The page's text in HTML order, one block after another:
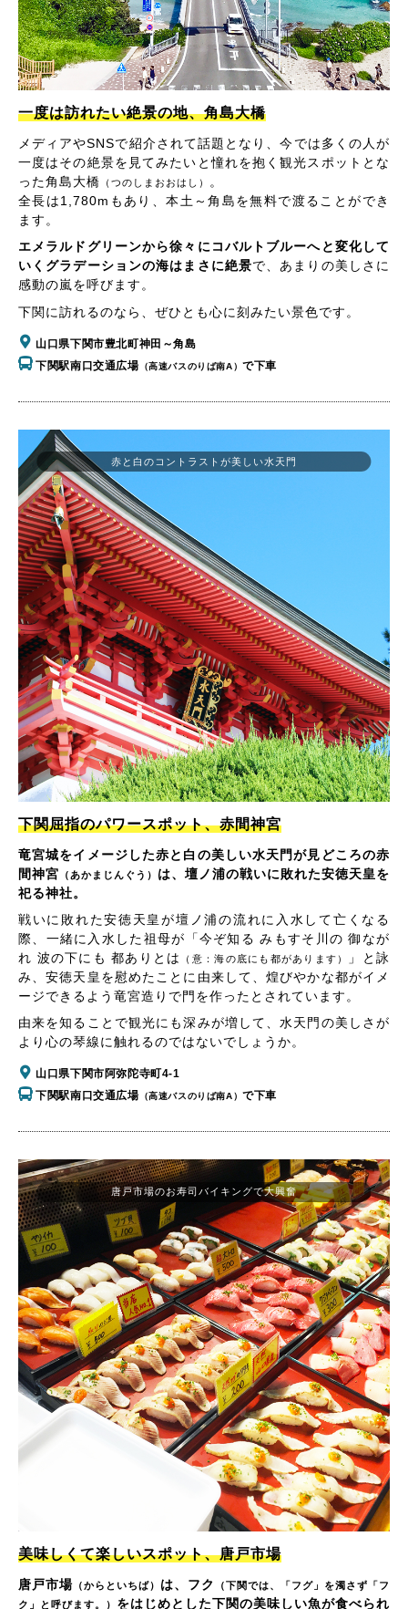
一度は訪れたい絶景の地、角島大橋
メディアやSNSで紹介されて話題となり、今では多くの人が
一度はその絶景を見てみたいと憧れを抱く観光スポットとな
った角島大橋 （つのしまおおはし）
。
全長は1,780mもあり、本土～角島を無料で渡ることができ
ます。
エメラルドグリーンから徐々にコバルトブルーへと変化して
いくグラデーションの海はまさに絶景で、あまりの美しさに
感動の嵐を呼びます。
下関に訪れるのなら、ぜひとも心に刻みたい景色です。
山口県下関市豊北町神田～角島
下関駅南口交通広場 （高速バスのりば南A）で下車
下関屈指のパワースポット、赤間神宮
竜宮城をイメージした赤と白の美しい水天門が見どころの赤
間神宮 （あかまじんぐう） は、壇ノ浦の戦いに敗れた安徳天皇を
祀る神社。
戦いに敗れた安徳天皇が壇ノ浦の流れに入水して亡くなる
際、一緒に入水した祖母が「今ぞ知る みもすそ川の 御なが
れ 波の下にも 都ありとは
（意：海の底にも都があります）
」と詠
み、安徳天皇を慰めたことに由来して、煌びやかな都がイメ
ージできるよう竜宮造りで門を作ったとされています。
由来を知ることで観光にも深みが増して、水天門の美しさが
より心の琴線に触れるのではないでしょうか。
山口県下関市阿弥陀寺町4-1
下関駅南口交通広場 （高速バスのりば南A）で下車
赤と白のコントラストが美しい水天門
唐戸市場のお寿司バイキングで大興奮
美味しくて楽しいスポット、唐戸市場
唐戸市場 （からといちば） は、フク
（下関では、「フグ」を濁さず「フ
ク」と呼びます。） をはじめとした下関の美味しい魚が食べられ